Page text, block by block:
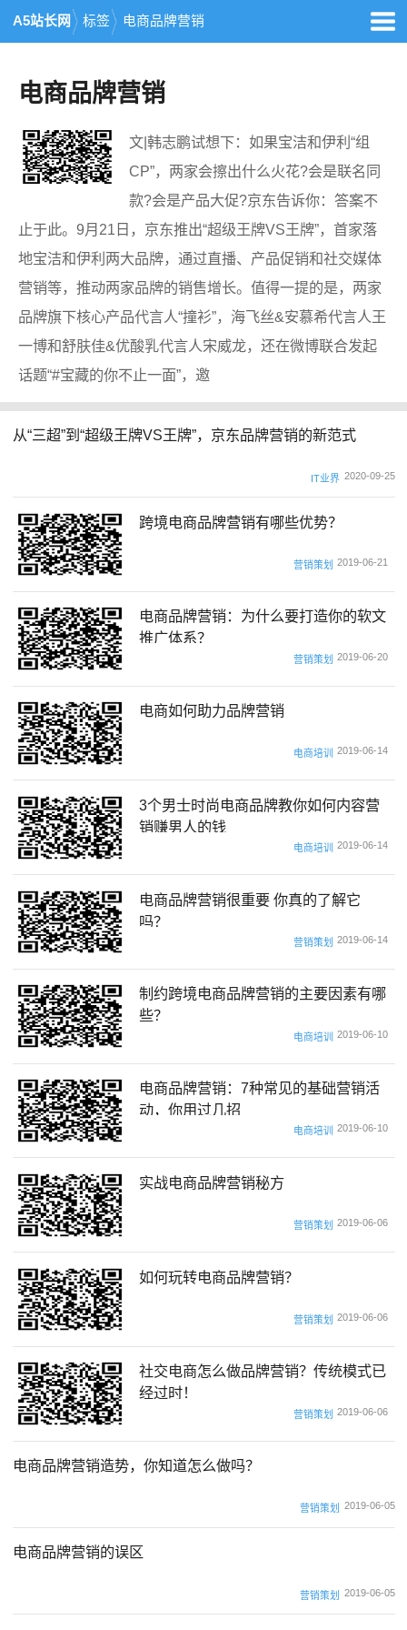
A5站长网 标签 电商品牌营销
电商品牌营销
文|韩志鹏试想下：如果宝洁和伊利“组
CP”，两家会擦出什么火花?会是联名同
款?会是产品大促?京东告诉你：答案不
止于此。9月21日，京东推出“超级王牌VS王牌”，首家落
地宝洁和伊利两大品牌，通过直播、产品促销和社交媒体
营销等，推动两家品牌的销售增长。值得一提的是，两家
品牌旗下核心产品代言人“撞衫”，海飞丝&安慕希代言人王
一博和舒肤佳&优酸乳代言人宋威龙，还在微博联合发起
话题“#宝藏的你不止一面”，邀
从“三超”到“超级王牌VS王牌”，京东品牌营销的新范式
IT业界 2020-09-25
跨境电商品牌营销有哪些优势？
营销策划 2019-06-21
电商品牌营销：为什么要打造你的软文
推广体系？
营销策划 2019-06-20
电商如何助力品牌营销
电商培训 2019-06-14
3个男士时尚电商品牌教你如何内容营
销赚男人的钱
电商培训 2019-06-14
电商品牌营销很重要 你真的了解它
吗？
营销策划 2019-06-14
制约跨境电商品牌营销的主要因素有哪
些？
电商培训 2019-06-10
电商品牌营销：7种常见的基础营销活
动，你用过几招
电商培训 2019-06-10
实战电商品牌营销秘方
营销策划 2019-06-06
如何玩转电商品牌营销？
营销策划 2019-06-06
社交电商怎么做品牌营销？传统模式已
经过时！
营销策划 2019-06-06
电商品牌营销造势，你知道怎么做吗？
营销策划 2019-06-05
电商品牌营销的误区
营销策划 2019-06-05